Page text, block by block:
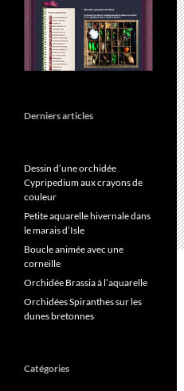
Derniers articles
Dessin d’une orchidée
Cypripedium aux crayons de
couleur
Petite aquarelle hivernale dans
le marais d’Isle
Boucle animée avec une
corneille
Orchidée Brassia à l’aquarelle
Orchidées Spiranthes sur les
dunes bretonnes
Catégories